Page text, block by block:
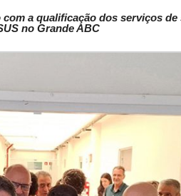
a qualificação dos serviços de
no Grande ABC